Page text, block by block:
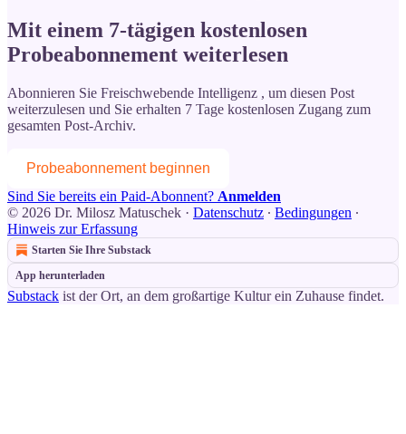
Mit einem 7-tägigen kostenlosen
Probeabonnement weiterlesen
Abonnieren Sie Freischwebende Intelligenz , um diesen Post
weiterzulesen und Sie erhalten 7 Tage kostenlosen Zugang zum
gesamten Post-Archiv.
Probeabonnement beginnen
Sind Sie bereits ein Paid-Abonnent? Anmelden
© 2026 Dr. Milosz Matuschek · Datenschutz ∙ Bedingungen ∙
Hinweis zur Erfassung
Starten Sie Ihre Substack
App herunterladen
Substack ist der Ort, an dem großartige Kultur ein Zuhause findet.